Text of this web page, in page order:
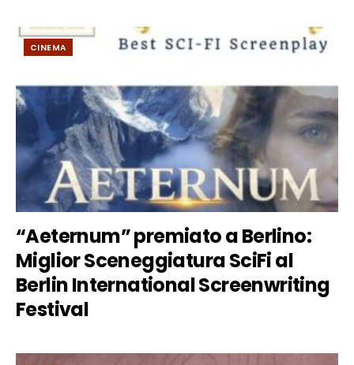
CINEMA
“Aeternum” premiato a Berlino:
Miglior Sceneggiatura SciFi al
Berlin International Screenwriting
Festival